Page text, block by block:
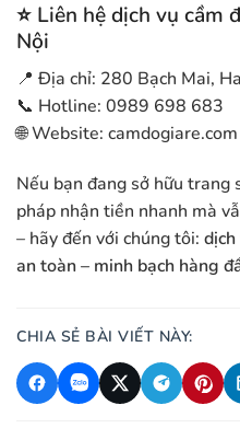
⭐ Liên hệ dịch vụ cầm
Nội
📍 Địa chỉ: 280 Bạch Mai,
📞 Hotline: 0989 698 683
🌐 Website: camdogiare.com
Nếu bạn đang sở hữu trang
pháp nhận tiền nhanh mà
– hãy đến với chúng tôi:
an toàn – minh bạch hàng
CHIA SẺ BÀI VIẾT NÀY: